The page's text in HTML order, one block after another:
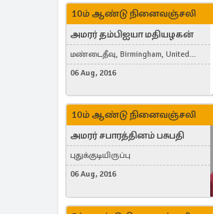
10ம் ஆண்டு நினைவஞ்சலி
அமரர் தம்பிஐயா மதியழகன்
மண்டைதீவு, Birmingham, United
Kingdom
06 Aug, 2016
10ம் ஆண்டு நினைவஞ்சலி
அமரர் சபாரத்தினம் பசுபதி
புதுக்குடியிருப்பு
06 Aug, 2016